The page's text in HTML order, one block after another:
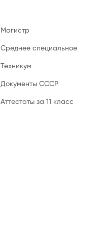
Магистр
Среднее специальное
Техникум
Документы СССР
Аттестаты за 11 класс